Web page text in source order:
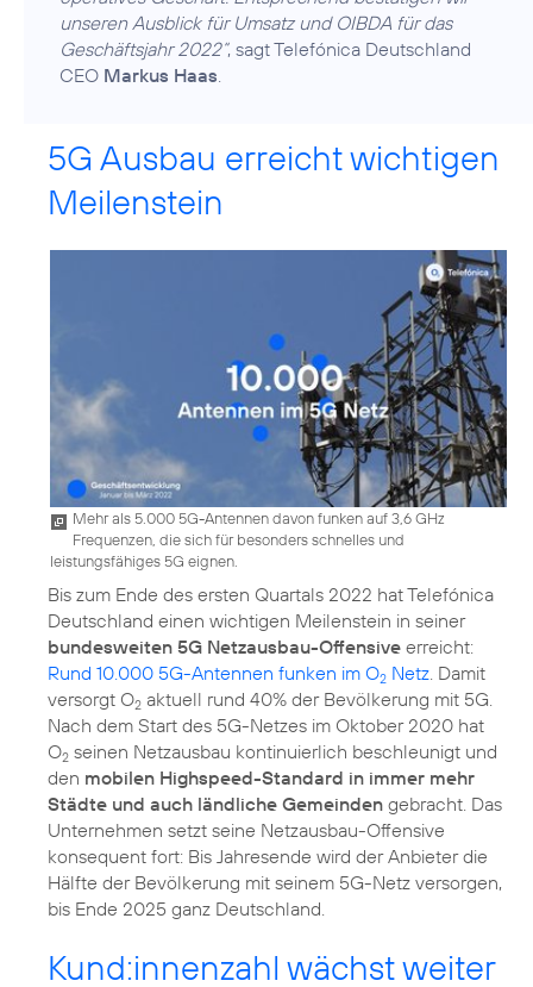
unseren Ausblick für Umsatz und OIBDA für das
Geschäftsjahr 2022“, sagt Telefónica Deutschland
CEO Markus Haas
5G Ausbau erreicht wichtigen
Meilenstein
Mehr als 5.000 5G-Antennen davon funken auf 3,6 GHz
Frequenzen, die sich für besonders schnelles und
leistungsfähiges 5G eignen.
Bis zum Ende des ersten Quartals 2022 hat Telefónica
Deutschland einen wichtigen Meilenstein in seiner
bundesweiten 5G Netzausbau-Offensive erreicht:
Rund 10.000 5G-Antennen funken im O2 Netz. Damit
versorgt O2 aktuell rund 40% der Bevölkerung mit 5G.
Nach dem Start des 5G-Netzes im Oktober 2020 hat
O2 seinen Netzausbau kontinuierlich beschleunigt und
den mobilen Highspeed-Standard in immer mehr
Städte und auch ländliche Gemeinden gebracht. Das
Unternehmen setzt seine Netzausbau-Offensive
konsequent fort: Bis Jahresende wird der Anbieter die
Hälfte der Bevölkerung mit seinem 5G-Netz versorgen,
bis Ende 2025 ganz Deutschland.
Kund:innenzahl wächst weiter